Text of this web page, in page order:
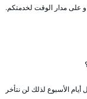
على مدار الوقت لخدمتكم.
الأسبوع لذلك لن نتأخر